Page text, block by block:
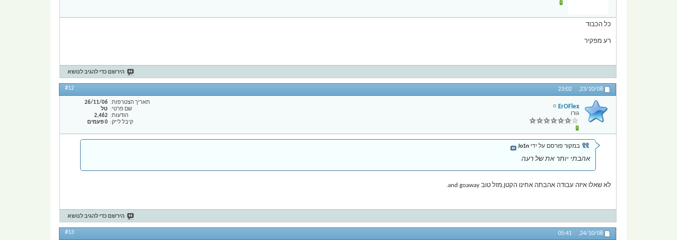
כל הכבוד
רע מפקיר
הירשם כדי להגיב לנושא
23/10/08,
23:02
#12
ErOFlex
גורו
תאריך הצטרפות
26/11/06
שם פרטי
טל
הודעות
2,462
קיבל לייק
0 פעמים
במקור פורסם על ידי Jo1n
אהבתי יותר את של רעה
לא שאלו איזה עבודה אהבתה אחינו הקטן,מזל טוב and goaway.
הירשם כדי להגיב לנושא
24/10/08,
05:41
#13